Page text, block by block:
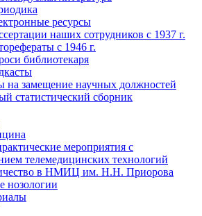
ресурсы
наших сотрудников с 1937 г.
с 1946 г.
библиотекаря
на замещение научных должностей
статистический сборник
мероприятия с
телемедицинских технологий
в НМИЦ им. Н.Н. Приорова
нозологии